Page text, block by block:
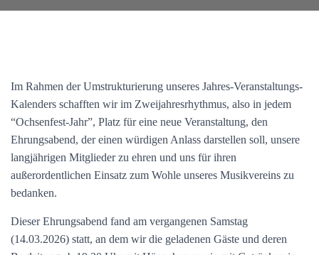
Im Rahmen der Umstrukturierung unseres Jahres-Veranstaltungs-
Kalenders schafften wir im Zweijahresrhythmus, also in jedem
“Ochsenfest-Jahr”, Platz für eine neue Veranstaltung, den
Ehrungsabend, der einen würdigen Anlass darstellen soll, unsere
langjährigen Mitglieder zu ehren und uns für ihren
außerordentlichen Einsatz zum Wohle unseres Musikvereins zu
bedanken.
Dieser Ehrungsabend fand am vergangenen Samstag
(14.03.2026) statt, an dem wir die geladenen Gäste und deren